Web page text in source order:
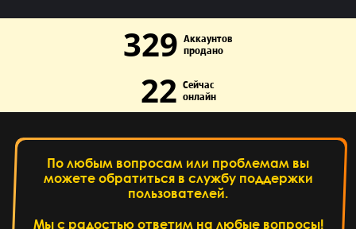
329 Аккаунтов
продано
22 Сейчас
онлайн
По любым вопросам или проблемам вы
можете обратиться в службу поддержки
пользователей.
Мы с радостью ответим на любые вопросы!